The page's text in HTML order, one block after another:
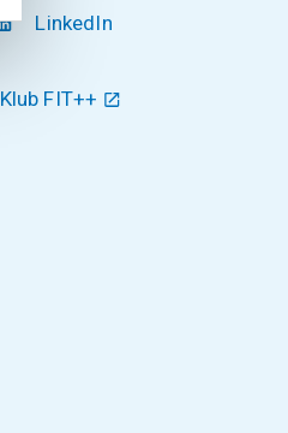
LinkedIn
Klub FIT++